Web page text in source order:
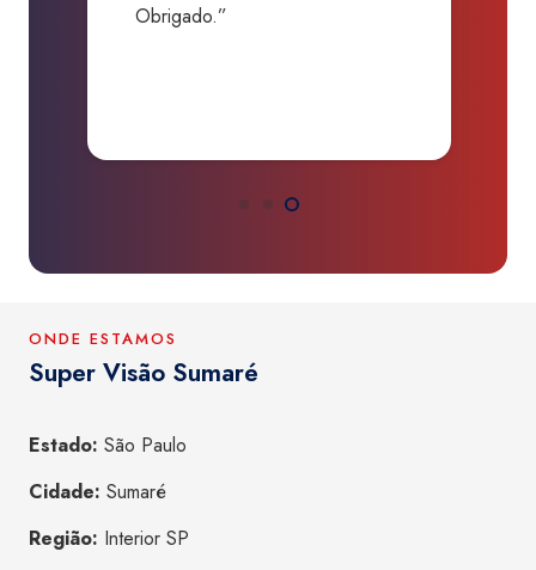
Obrigado.”
ONDE ESTAMOS
Super Visão Sumaré
Estado: São Paulo
Cidade: Sumaré
Região: Interior SP